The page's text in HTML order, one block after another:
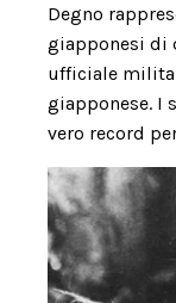
Degno
giapponesi di
ufficiale
giapponese. I
vero record